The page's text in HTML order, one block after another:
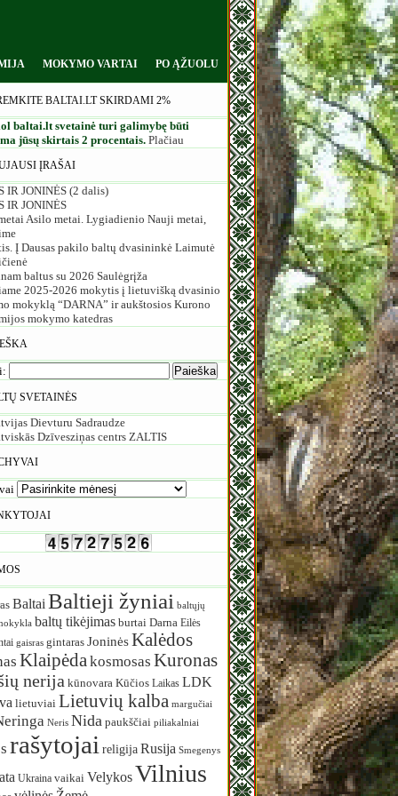
MOKYMO VARTAI PO ĄŽUOLU
BALTAI.LT SKIRDAMI 2%
baltai.lt svetainė turi galimybę būti
jūsų skirtais 2 procentais. Plačiau
ĮRAŠAI
IR JONINĖS (2 dalis)
IR JONINĖS
Asilo metai. Lygiadienio Nauji metai,
Į Dausas pakilo baltų dvasininkė Laimutė
baltus su 2026 Saulėgrįža
2025-2026 mokytis į lietuvišką dvasinio
mokyklą “DARNA” ir aukštosios Kurono
mokymo katedras
SVETAINĖS
Dievturu Sadraudze
Dzīvesziņas centrs ZALTIS
Baltai Baltieji žyniai baltųjų
baltų tikėjimas burtai Darna Eilės
gaisras gintaras JoninėsKalėdos
Klaipėda kosmosas Kuronas
nerija kūnovara Kūčios Laikas LDK
lietuviai Lietuvių kalba margučiai
Neris Nida paukščiai piliakalniai
rašytojai religijaRusija Smegenys
Ukraina vaikai VelykosVilnius